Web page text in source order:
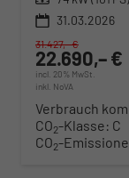
31.03.2026
22.690,– €
incl. 20% MwSt.
inkl. NoVA
31.427,– €
Verbrauch
CO2-Klasse: C
CO2-